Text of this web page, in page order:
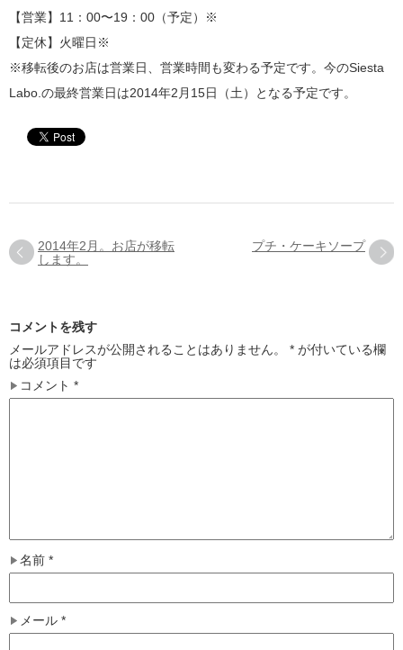
【営業】11：00〜19：00（予定）※
【定休】火曜日※
※移転後のお店は営業日、営業時間も変わる予定です。今のSiesta
Labo.の最終営業日は2014年2月15日（土）となる予定です。
2014年2月。お店が移転
します。
プチ・ケーキソープ
コメントを残す
メールアドレスが公開されることはありません。
* が付いている欄
は必須項目です
コメント *
名前 *
メール *